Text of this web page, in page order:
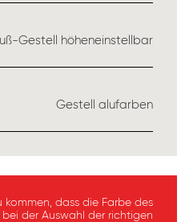
Gestell höheneinstellbar
Gestell alufarben
dass die Farbe des
der Auswahl der richtigen